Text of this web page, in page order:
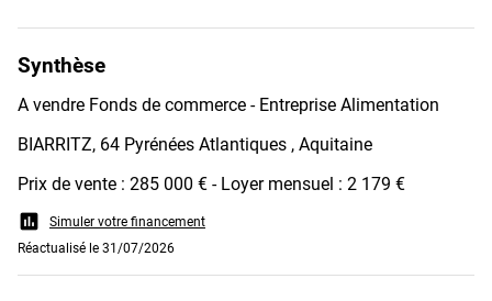
Synthèse
A vendre Fonds de commerce - Entreprise Alimentation
BIARRITZ, 64 Pyrénées Atlantiques , Aquitaine
Prix de vente : 285 000 € - Loyer mensuel : 2 179 €
assessment
Simuler votre financement
Réactualisé le 31/07/2026